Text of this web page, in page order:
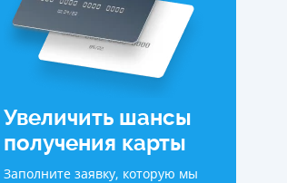
Увеличить шансы
получения карты
Заполните заявку, которую мы